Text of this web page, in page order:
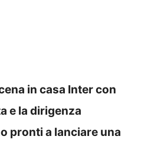
in casa Inter con
e la dirigenza
pronti a lanciare una